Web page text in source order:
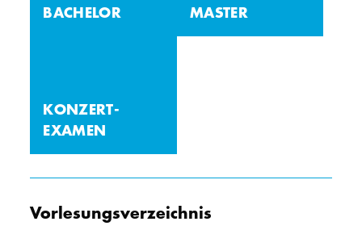
BACHELOR MASTER
KONZERT­
EXAMEN
Vorlesungsverzeichnis